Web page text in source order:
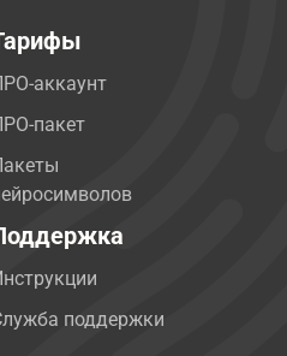
аккаунт
пакет
поддержки